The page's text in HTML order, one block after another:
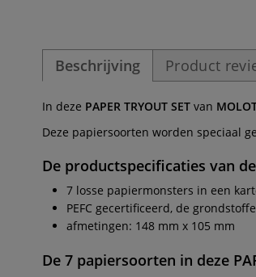
Beschrijving Product
In deze PAPER TRYOUT SET van
Deze papiersoorten worden speciaal
De productspecificaties van
7 losse papiermonsters in een
PEFC gecertificeerd, de
afmetingen: 148 mm x 105 mm
De 7 papiersoorten in deze